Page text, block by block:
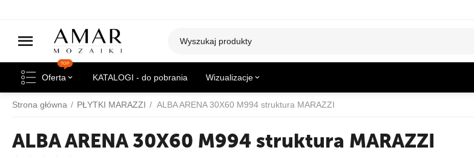
Oferta
TOP
KATALOGI - do pobrania Wizualizacje
Strona główna / PŁYTKI MARAZZI / ALBA ARENA 30X60 M994 struktura MARAZZI
ALBA ARENA 30X60 M994 struktura MARAZZI